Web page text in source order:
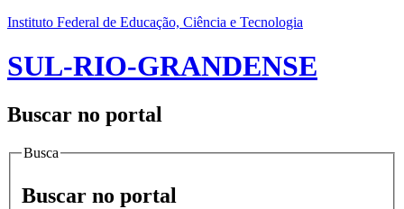
Instituto Federal de Educação, Ciência e Tecnologia
SUL-RIO-GRANDENSE
Buscar no portal
Busca
Buscar no portal